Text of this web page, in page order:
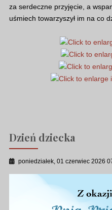
za serdeczne przyjęcie, a
uśmiech towarzyszył im na co
Dzień dziecka
poniedziałek, 01 czerwiec 2026